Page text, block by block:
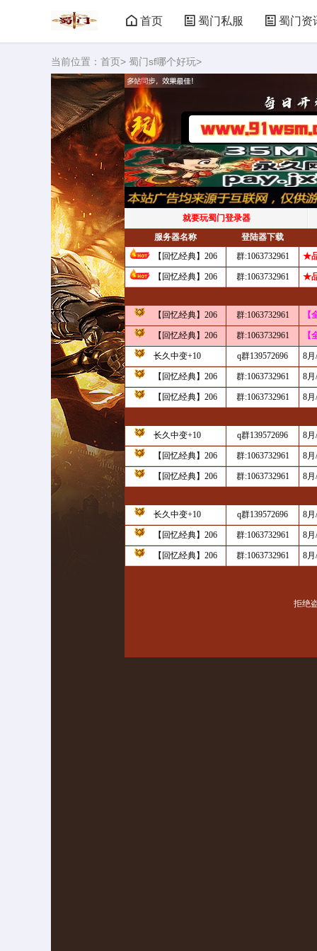
首页 蜀门私服 蜀门资
当前位置： 首页> 蜀门sf哪个好玩>